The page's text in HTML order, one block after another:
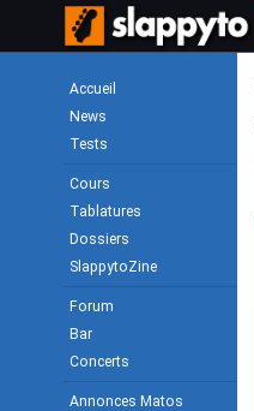
Accueil
News
Tests
Cours
Tablatures
Dossiers
SlappytoZine
Forum
Bar
Concerts
Annonces Matos